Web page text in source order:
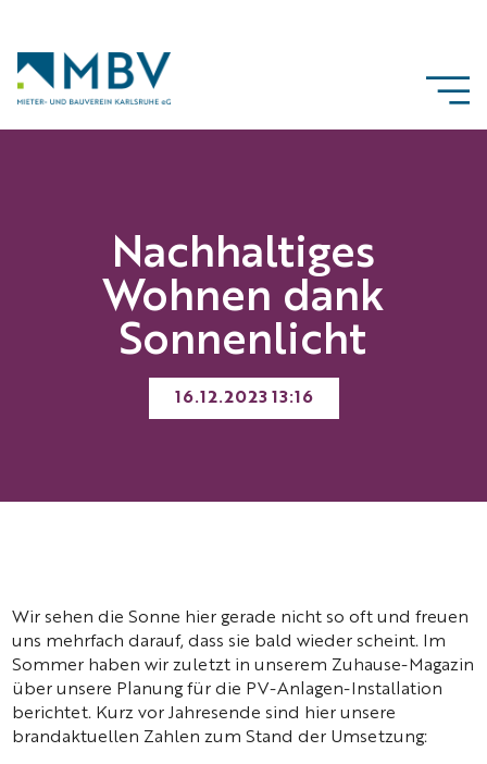
Nachhaltiges
Wohnen dank
Sonnenlicht
16.12.2023 13:16
Wir sehen die Sonne hier gerade nicht so oft und freuen
uns mehrfach darauf, dass sie bald wieder scheint. Im
Sommer haben wir zuletzt in unserem Zuhause-Magazin
über unsere Planung für die PV-Anlagen-Installation
berichtet. Kurz vor Jahresende sind hier unsere
brandaktuellen Zahlen zum Stand der Umsetzung: